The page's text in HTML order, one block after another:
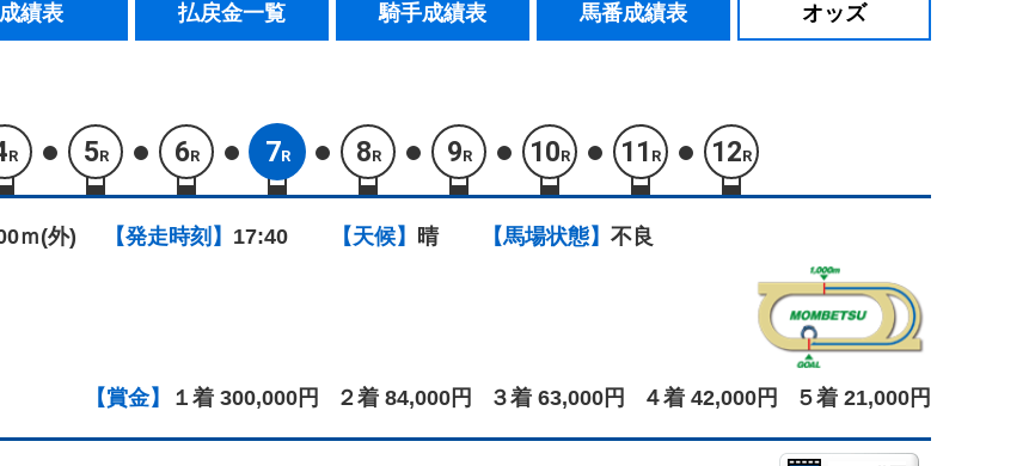
成績表 払戻金一覧 騎手成績表 馬番成績表 オッズ
R 5R 6R 7R 8R 9R 10R 11 R 12R
ｍ(外) 【発走時刻】 17:40 【天候】 晴 【馬場状態】 不良
【賞金】 １着 300,000円 ２着 84,000円 ３着 63,000円 ４着 42,000円 ５着 21,000円